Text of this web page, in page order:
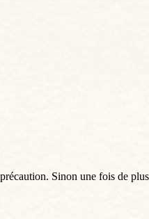
Sinon une fois de